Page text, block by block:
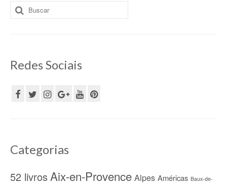
Buscar
por:
Redes Sociais
Categorias
52 livros Aix-en-Provence Alpes Américas Baux-de-